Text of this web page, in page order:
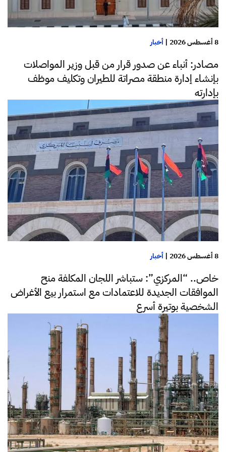
8 أغسطس 2026 | أخبار
مصادر: أنباء عن صدور قرار من قبل وزير المواصلات
بإنشاء إدارة منطقة مصراتة للطيران وتكليف موظف
بإدارته
8 أغسطس 2026 | أخبار
خاص.. “المركزي”: ستباشر اللجان المكلفة منح
الموافقات الجديدة للاعتمادات مع استمرار بيع الأغراض
الشخصية بوتيرة أسرع